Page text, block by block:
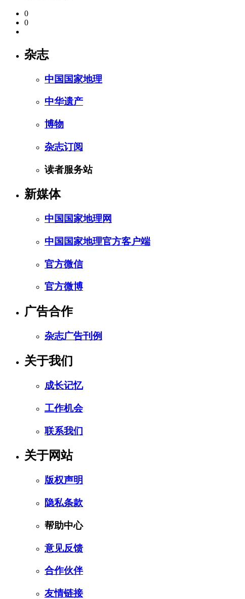
0
0
杂志
中国国家地理
中华遗产
博物
杂志订阅
读者服务站
新媒体
中国国家地理网
中国国家地理官方客户端
官方微信
官方微博
广告合作
杂志广告刊例
关于我们
成长记忆
工作机会
联系我们
关于网站
版权声明
隐私条款
帮助中心
意见反馈
合作伙伴
友情链接